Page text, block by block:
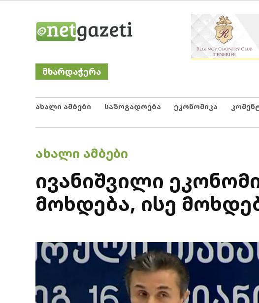
Netgazeti
მხარდაჭერა
ახალი ამბები საზოგადოება ეკონომიკა
POSTED
ᲐᲮᲐᲚᲘ ᲐᲛᲑᲔᲑᲘ
ივანიშვილი
მოხდება, ისე